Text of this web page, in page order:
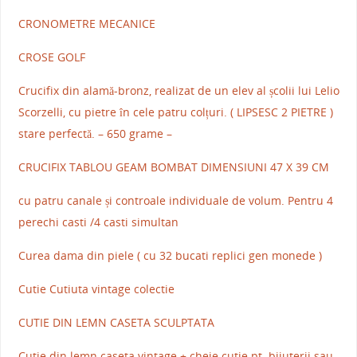
CRONOMETRE MECANICE
CROSE GOLF
Crucifix din alamă-bronz, realizat de un elev al școlii lui Lelio
Scorzelli, cu pietre în cele patru colțuri. ( LIPSESC 2 PIETRE )
stare perfectă. – 650 grame –
CRUCIFIX TABLOU GEAM BOMBAT DIMENSIUNI 47 X 39 CM
cu patru canale și controale individuale de volum. Pentru 4
perechi casti /4 casti simultan
Curea dama din piele ( cu 32 bucati replici gen monede )
Cutie Cutiuta vintage colectie
CUTIE DIN LEMN CASETA SCULPTATA